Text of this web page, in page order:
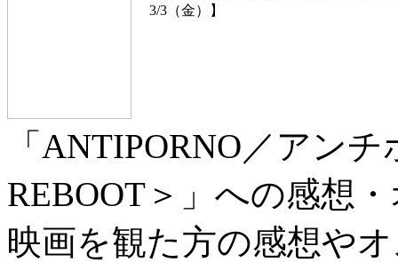
3/3（金）】
「ANTIPORNO／アン
REBOOT＞」への感想
映画を観た方の感想や